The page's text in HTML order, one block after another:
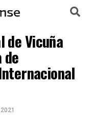
de Vicuña
de